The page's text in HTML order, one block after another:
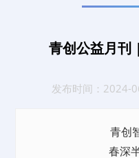
青创公益月刊
发布时间：2024-
青创
春深